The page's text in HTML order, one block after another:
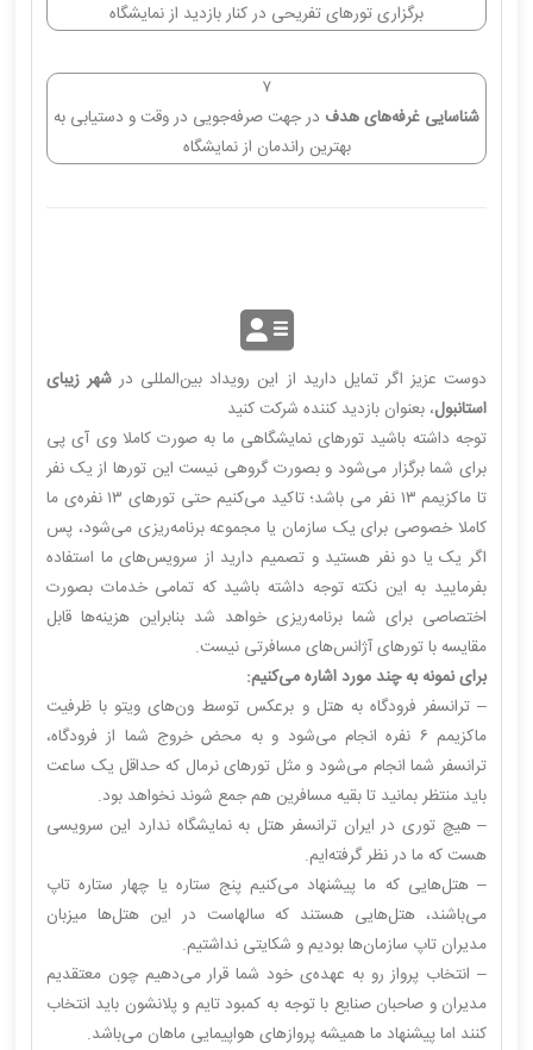
برگزاری تورهای تفریحی در کنار بازدید از نمایشگاه
۷
شناسایی غرفه‌های هدف در جهت صرفه‌جویی در وقت و دستیابی به
بهترین راندمان از نمایشگاه
دوست عزیز اگر تمایل دارید از این رویداد بین‌المللی در شهر زیبای
استانبول، بعنوان بازدید کننده شرکت کنید
توجه داشته باشید تورهای نمایشگاهی ما به صورت کاملا وی آی پی
برای شما برگزار می‌شود و بصورت گروهی نیست این تورها از یک نفر
تا ماکزیمم ۱۳ نفر می باشد؛ تاکید می‌کنیم حتی تورهای ۱۳ نفره‌ی ما
کاملا خصوصی برای یک سازمان یا مجموعه برنامه‌ریزی می‌شود، پس
اگر یک یا دو نفر هستید و تصمیم دارید از سرویس‌های ما استفاده
بفرمایید به این نکته توجه داشته باشید که تمامی خدمات بصورت
اختصاصی برای شما برنامه‌ریزی خواهد شد بنابراین هزینه‌ها قابل
مقایسه با تورهای آژانس‌های مسافرتی نیست.
برای نمونه به چند مورد اشاره می‌کنیم:
– ترانسفر فرودگاه به هتل و برعکس توسط ون‌های ویتو با ظرفیت
ماکزیمم ۶ نفره انجام می‌شود و به محض خروج شما از فرودگاه،
ترانسفر شما انجام می‌شود و مثل تورهای نرمال که حداقل یک ساعت
باید منتظر بمانید تا بقیه مسافرین هم جمع شوند نخواهد بود.
– هیچ توری در ایران ترانسفر هتل به نمایشگاه ندارد این سرویسی
هست که ما در نظر گرفته‌ایم.
– هتل‌هایی که ما پیشنهاد می‌کنیم پنج ستاره یا چهار ستاره تاپ
می‌باشند، هتل‌هایی هستند که سالهاست در این هتل‌ها میزبان
مدیران تاپ سازمان‌ها بودیم و شکایتی نداشتیم.
– انتخاب پرواز رو به عهده‌ی خود شما قرار می‌دهیم چون معتقدیم
مدیران و صاحبان صنایع با توجه به کمبود تایم و پلانشون باید انتخاب
کنند اما پیشنهاد ما همیشه پروازهای هواپیمایی ماهان می‌باشد.